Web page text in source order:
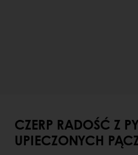
CZERP RADOŚĆ Z
UPIECZONYCH